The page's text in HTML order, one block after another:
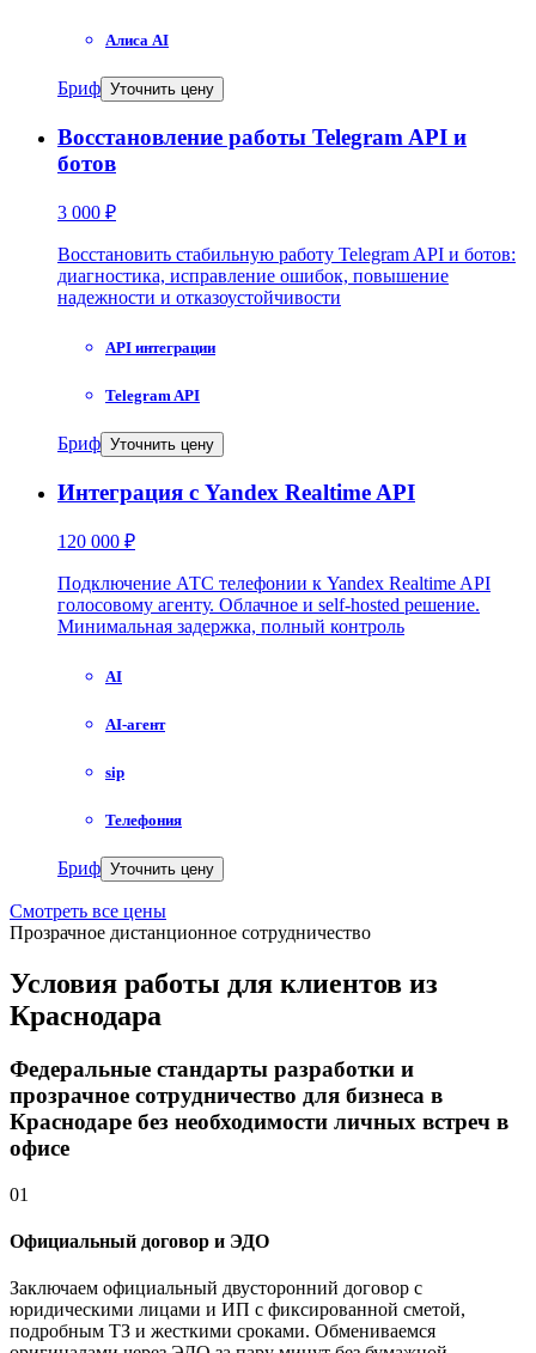
Алиса AI
Бриф Уточнить цену
Восстановление работы Telegram API и
ботов
3 000 ₽
Восстановить стабильную работу Telegram API и ботов:
диагностика, исправление ошибок, повышение
надежности и отказоустойчивости
API интеграции
Telegram API
Бриф Уточнить цену
Интеграция с Yandex Realtime API
120 000 ₽
Подключение АТС телефонии к Yandex Realtime API
голосовому агенту. Облачное и self-hosted решение.
Минимальная задержка, полный контроль
AI
AI-агент
sip
Телефония
Бриф Уточнить цену
Смотреть все цены
Прозрачное дистанционное сотрудничество
Условия работы для клиентов из
Краснодара
Федеральные стандарты разработки и
прозрачное сотрудничество для бизнеса в
Краснодаре без необходимости личных встреч в
офисе
01
Официальный договор и ЭДО
Заключаем официальный двусторонний договор с
юридическими лицами и ИП с фиксированной сметой,
подробным ТЗ и жесткими сроками. Обмениваемся